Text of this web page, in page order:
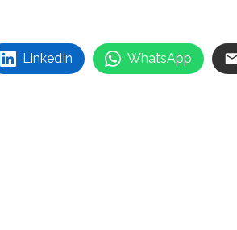
LinkedIn WhatsApp